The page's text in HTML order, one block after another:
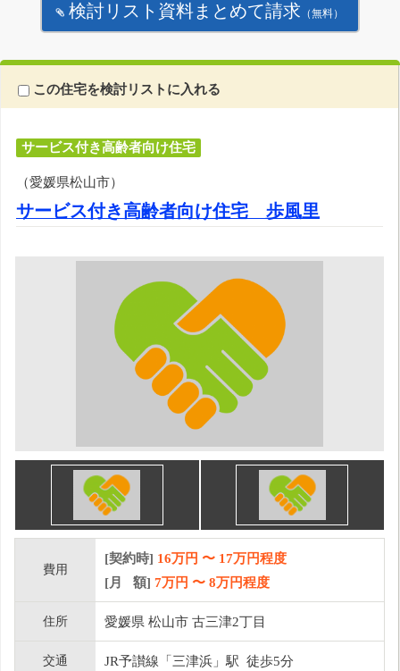
検討リスト資料まとめて請求 （無料）
この住宅を検討リストに入れる
サービス付き高齢者向け住宅
（愛媛県松山市）
サービス付き高齢者向け住宅 歩風里
費用
[契約時] 16万円 〜 17万円程度
[月 額] 7万円 〜 8万円程度
住所 愛媛県 松山市 古三津2丁目
交通 JR予讃線「三津浜」駅 徒歩5分